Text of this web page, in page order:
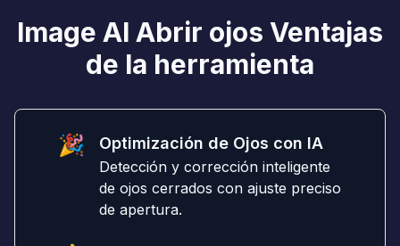
Image AI Abrir ojos Ventajas
de la herramienta
🎉 Optimización de Ojos con IA
Detección y corrección inteligente
de ojos cerrados con ajuste preciso
de apertura.